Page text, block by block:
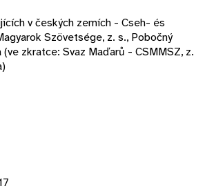
v českých zemích - Cseh- és
Szövetsége, z. s., Pobočný
zkratce: Svaz Maďarů - CSMMSZ, z.